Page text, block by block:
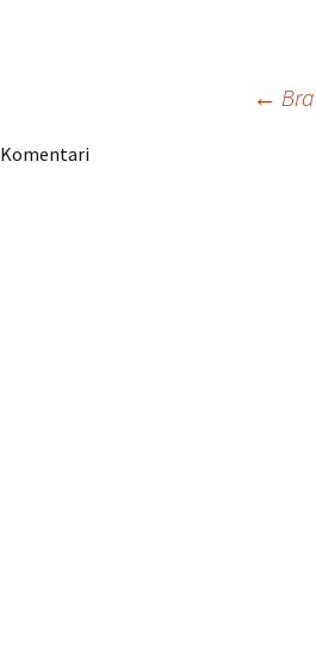
Navigacija
←
Komentari